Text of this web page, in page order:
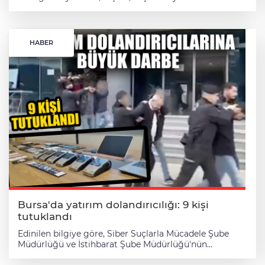
müteahhit daha tutuklandı.
HABER
Bursa'da yatırım dolandırıcılığı: 9 kişi
tutuklandı
Edinilen bilgiye göre, Siber Suçlarla Mücadele Şube
Müdürlüğü ve İstihbarat Şube Müdürlüğü'nün